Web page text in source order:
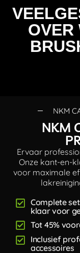
OVER
NKM
NKM
Ervaar
Onze kant-en-
voor maximale
Complete
klaar voor
Tot 45%
Inclusief
accessoires